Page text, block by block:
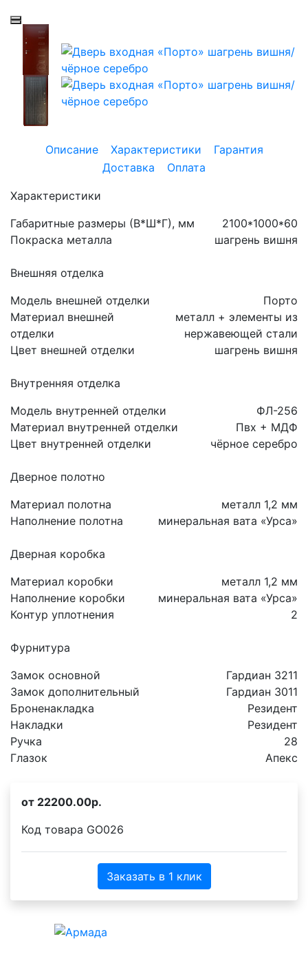
Описание Характеристики
Гарантия
Доставка
Оплата
Характеристики
Габаритные размеры (В*Ш*Г), мм
2100*1000*60
Покраска металла
шагрень вишня
Внешняя отделка
Модель внешней отделки
Порто
Материал внешней
отделки
металл + элементы из
нержавеющей стали
Цвет внешней отделки
шагрень вишня
Внутренняя отделка
Модель внутренней отделки
ФЛ-256
Материал внутренней отделки
Пвх + МДФ
Цвет внутренней отделки
чёрное серебро
Дверное полотно
Материал полотна
металл 1,2 мм
Наполнение полотна
минеральная вата «Урса»
Дверная коробка
Материал коробки
металл 1,2 мм
Наполнение коробки
минеральная вата «Урса»
Контур уплотнения
2
Фурнитура
Замок основной
Гардиан 3211
Замок дополнительный
Гардиан 3011
Броненакладка
Резидент
Накладки
Резидент
Ручка
28
Глазок
Апекс
от 22200.00р.
Код товара GO026
Заказать в 1 клик